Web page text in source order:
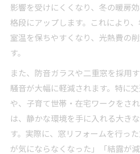
影響を受けにくくなり、冬の暖房
格段にアップします。これにより
室温を保ちやすくなり、光熱費の
す。
また、防音ガラスや二重窓を採用
騒音が大幅に軽減されます。特に
や、子育て世帯・在宅ワークをさ
は、静かな環境を手に入れる大き
す。実際に、窓リフォームを行っ
が気にならなくなった」「結露が